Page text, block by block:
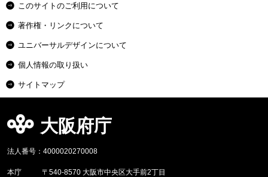
このサイトのご利用について
著作権・リンクについて
ユニバーサルデザインについて
個人情報の取り扱い
サイトマップ
大阪府庁
法人番号：4000020270008
本庁 〒540-8570 大阪市中央区大手前2丁目